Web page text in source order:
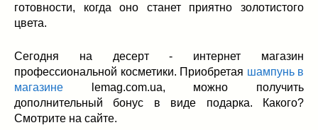
готовности, когда оно станет приятно золотистого
цвета.
Сегодня на десерт - интернет магазин
профессиональной косметики. Приобретая шампунь в
магазине lemag.com.ua, можно получить
дополнительный бонус в виде подарка. Какого?
Смотрите на сайте.